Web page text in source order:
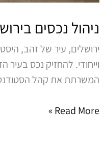
ניהול נכסים
ירושלים, עיר של זהב,
וייחודי. להחזיק נכס בעיר
המשרתת את קהל
Read More »